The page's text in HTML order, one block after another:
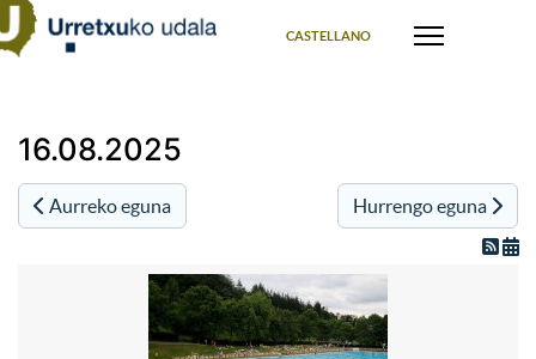
CASTELLANO
16.08.2025
Aurreko eguna Hurrengo eguna